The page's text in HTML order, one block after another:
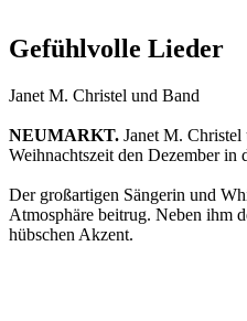
Gefühlvolle Lieder
Janet M. Christel und Band
NEUMARKT. Janet M. Christel
Weihnachtszeit den Dezember
Der großartigen Sängerin und
Atmosphäre beitrug. Neben ihm
hübschen Akzent.